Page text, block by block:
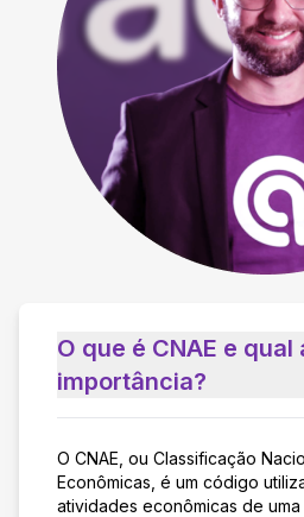
O que é CNAE e qual
importância?
O CNAE, ou Classificação
Econômicas, é um código
atividades econômicas de